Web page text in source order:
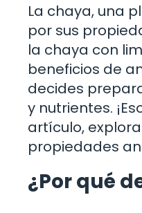
La chaya, una
por sus
la chaya con
beneficios de
decides
y nutrientes.
artículo,
propiedades
¿Por qué